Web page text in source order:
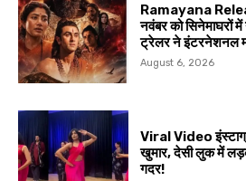
Ramayana
नवंबर को सिनेमाघरों
ट्रेलर ने इंटरनेशनल
August 6, 2026
Viral Video
खुमार, देसी लुक में
गदर!